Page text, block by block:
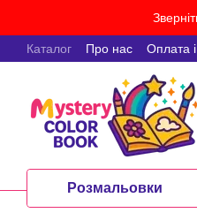
Перейти до основного контенту
Каталог Про нас Оплата
Розмальовки